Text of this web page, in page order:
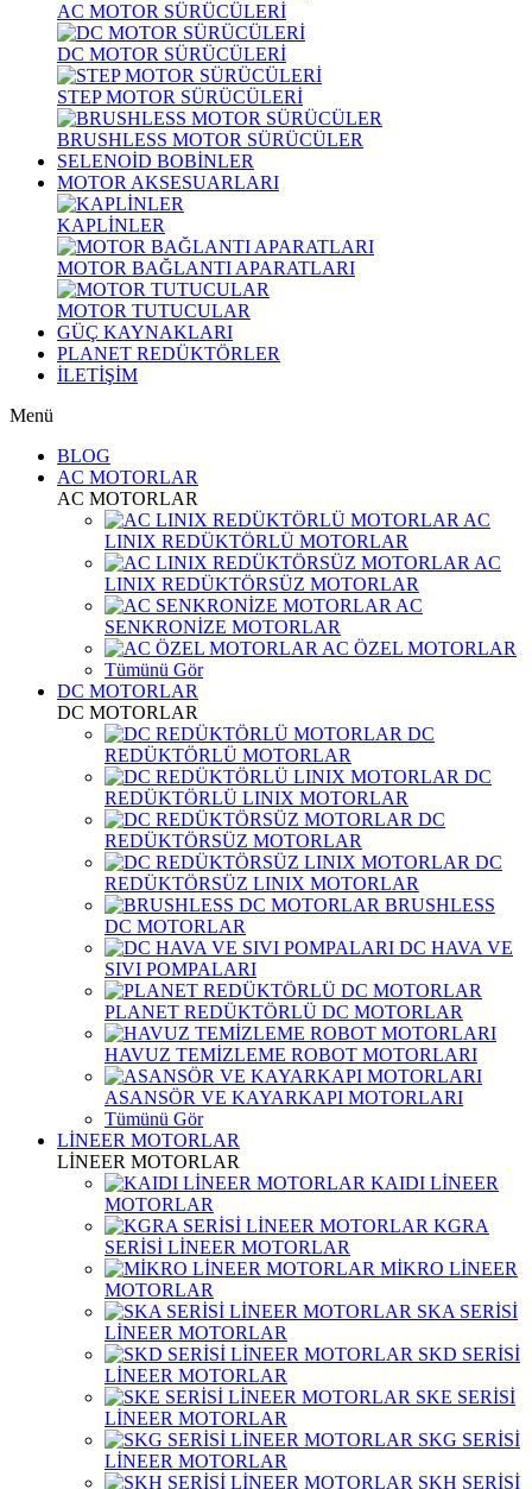
AC MOTOR SÜRÜCÜLERİ
DC MOTOR SÜRÜCÜLERİ
STEP MOTOR SÜRÜCÜLERİ
BRUSHLESS MOTOR SÜRÜCÜLER
SELENOİD BOBİNLER
MOTOR AKSESUARLARI
KAPLİNLER
MOTOR BAĞLANTI APARATLARI
MOTOR TUTUCULAR
GÜÇ KAYNAKLARI
PLANET REDÜKTÖRLER
İLETİŞİM
Menü
BLOG
AC MOTORLAR
AC MOTORLAR
AC
LINIX REDÜKTÖRLÜ MOTORLAR
AC
LINIX REDÜKTÖRSÜZ MOTORLAR
AC
SENKRONİZE MOTORLAR
AC ÖZEL MOTORLAR
Tümünü Gör
DC MOTORLAR
DC MOTORLAR
DC
REDÜKTÖRLÜ MOTORLAR
DC
REDÜKTÖRLÜ LINIX MOTORLAR
DC
REDÜKTÖRSÜZ MOTORLAR
DC
REDÜKTÖRSÜZ LINIX MOTORLAR
BRUSHLESS
DC MOTORLAR
DC HAVA VE
SIVI POMPALARI
PLANET REDÜKTÖRLÜ DC MOTORLAR
HAVUZ TEMİZLEME ROBOT MOTORLARI
ASANSÖR VE KAYARKAPI MOTORLARI
Tümünü Gör
LİNEER MOTORLAR
LİNEER MOTORLAR
KAIDI LİNEER
MOTORLAR
KGRA
SERİSİ LİNEER MOTORLAR
MİKRO LİNEER
MOTORLAR
SKA SERİSİ
LİNEER MOTORLAR
SKD SERİSİ
LİNEER MOTORLAR
SKE SERİSİ
LİNEER MOTORLAR
SKG SERİSİ
LİNEER MOTORLAR
SKH SERİSİ